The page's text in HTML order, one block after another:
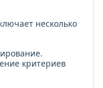
несколько
критериев